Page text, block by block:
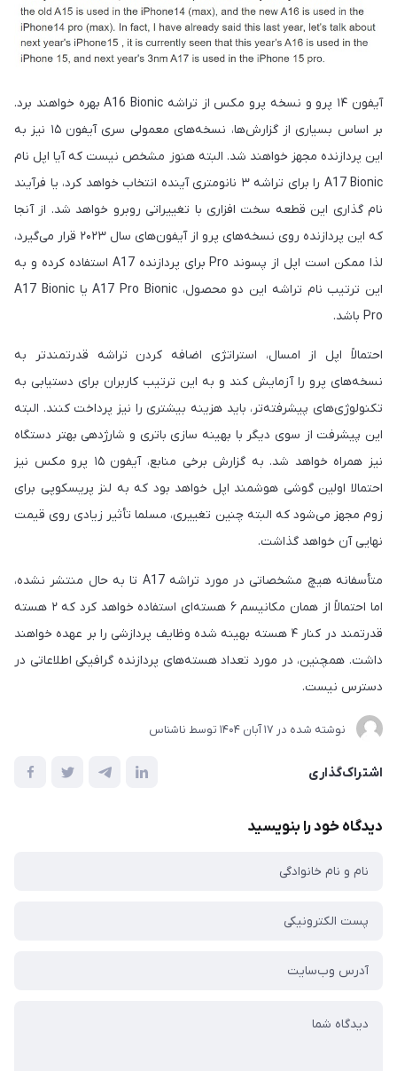
آیفون ۱۴ پرو و نسخه پرو مکس از تراشه A16 Bionic بهره خواهند برد.
بر اساس بسیاری از گزارش‌ها، نسخه‌های معمولی سری آيفون ۱۵ نیز به
این پردازنده مجهز خواهند شد. البته هنوز مشخص نیست که آیا اپل نام
A17 Bionic را برای تراشه ۳ نانومتری آینده انتخاب خواهد کرد، یا فرآیند
نام گذاری این قطعه سخت افزاری با تغییراتی روبرو خواهد شد. از آنجا
که این پردازنده روی نسخه‌های پرو از آیفون‌های سال ۲۰۲۳ قرار می‌گیرد،
لذا ممکن است اپل از پسوند Pro برای پردازنده A17 استفاده کرده و به
این ترتیب نام تراشه این دو محصول، A17 Pro Bionic یا A17 Bionic
Pro باشد.
احتمالاً اپل از امسال، استراتژی اضافه کردن تراشه قدرتمندتر به
نسخه‌های پرو را آزمایش کند و به این ترتیب کاربران برای دستیابی به
تکنولوژی‌های پیشرفته‌تر، باید هزینه بیشتری را نیز پرداخت کنند. البته
این پیشرفت از سوی دیگر با بهینه سازی باتری و شارژدهی بهتر دستگاه
نیز همراه خواهد شد. به گزارش برخی منابع، آیفون ۱۵ پرو مکس نیز
احتمالا اولین گوشی هوشمند اپل خواهد بود که به لنز پریسکوپی برای
زوم مجهز می‌شود که البته چنین تغییری، مسلما تأثیر زیادی روی قیمت
نهایی آن خواهد گذاشت.
متأسفانه هیچ مشخصاتی در مورد تراشه A17 تا به حال منتشر نشده،
اما احتمالاً از همان مکانیسم ۶ هسته‌ای استفاده خواهد کرد که ۲ هسته
قدرتمند در کنار ۴ هسته بهینه شده وظایف پردازشی را بر عهده خواهند
داشت. همچنین، در مورد تعداد هسته‌های پردازنده گرافیکی اطلاعاتی در
دسترس نیست.
نوشته شده در 17 آبان 1404 توسط ناشناس
اشتراک‌گذاری
دیدگاه خود را بنویسید